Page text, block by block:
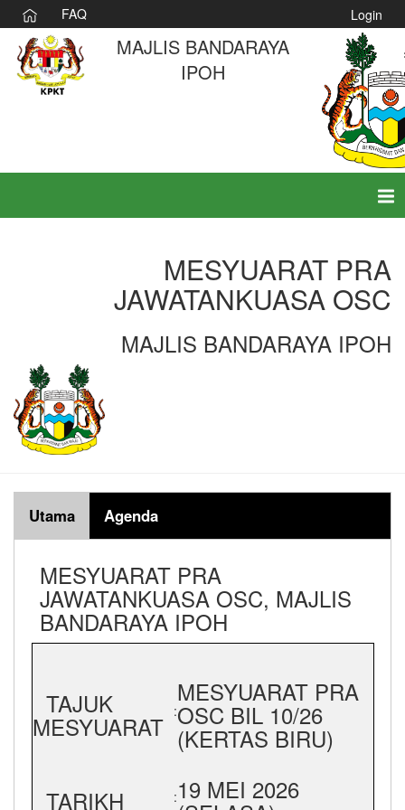
FAQ Login
MAJLIS BANDARAYA
IPOH
MESYUARAT PRA
JAWATANKUASA OSC
MAJLIS BANDARAYA IPOH
Utama Agenda
MESYUARAT PRA
JAWATANKUASA OSC, MAJLIS
BANDARAYA IPOH
TAJUK
MESYUARAT :
MESYUARAT PRA
OSC BIL 10/26
(KERTAS BIRU)
TARIKH
:19 MEI 2026